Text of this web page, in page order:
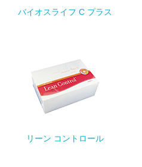
バイオスライフ C プラス
リーン コントロール